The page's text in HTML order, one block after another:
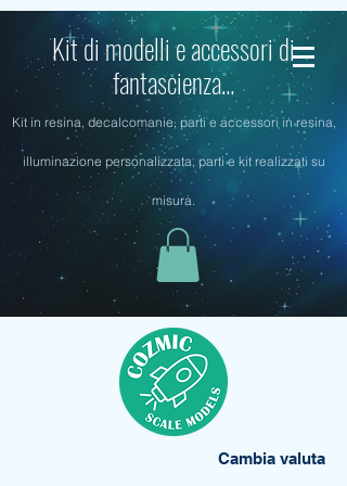
Kit di modelli e accessori di
fantascienza...
Kit in resina, decalcomanie, parti e accessori in resina,
illuminazione personalizzata, parti e kit realizzati su
misura.
Cambia valuta